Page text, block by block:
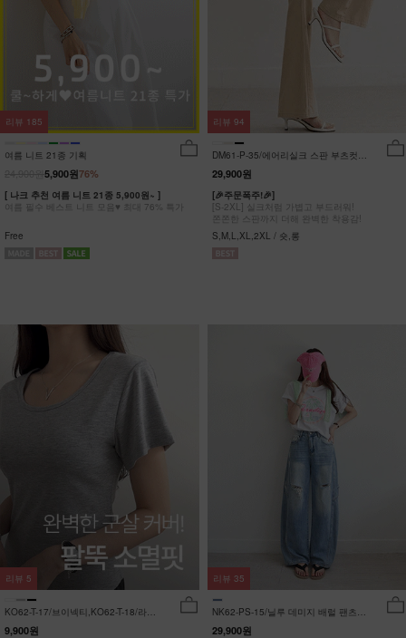
여름 니트 21종 기획
76%
5,900원
[ 나크 추천 여름 니트 21종 5,900원~ ]
여름 필수 베스트 니트 모음♥ 최대 76% 특가
Free
리뷰 185
DM61-P-35/에어리실크 스판 부츠컷팬
29,900원
[🎉주문폭주!🎉]
[S-2XL] 실크처럼 가볍고 부드러워!
쫀쫀한 스판까지 더해 완벽한 착용감!
S,M,L,XL,2XL / 숏,롱
리뷰 94
KO62-T-17/브이넥티,KO62-T-18/라운
드티_YN
9,900원
리뷰 5
NK62-PS-15/닐루 데미지 배럴 팬츠
29,900원
리뷰 35